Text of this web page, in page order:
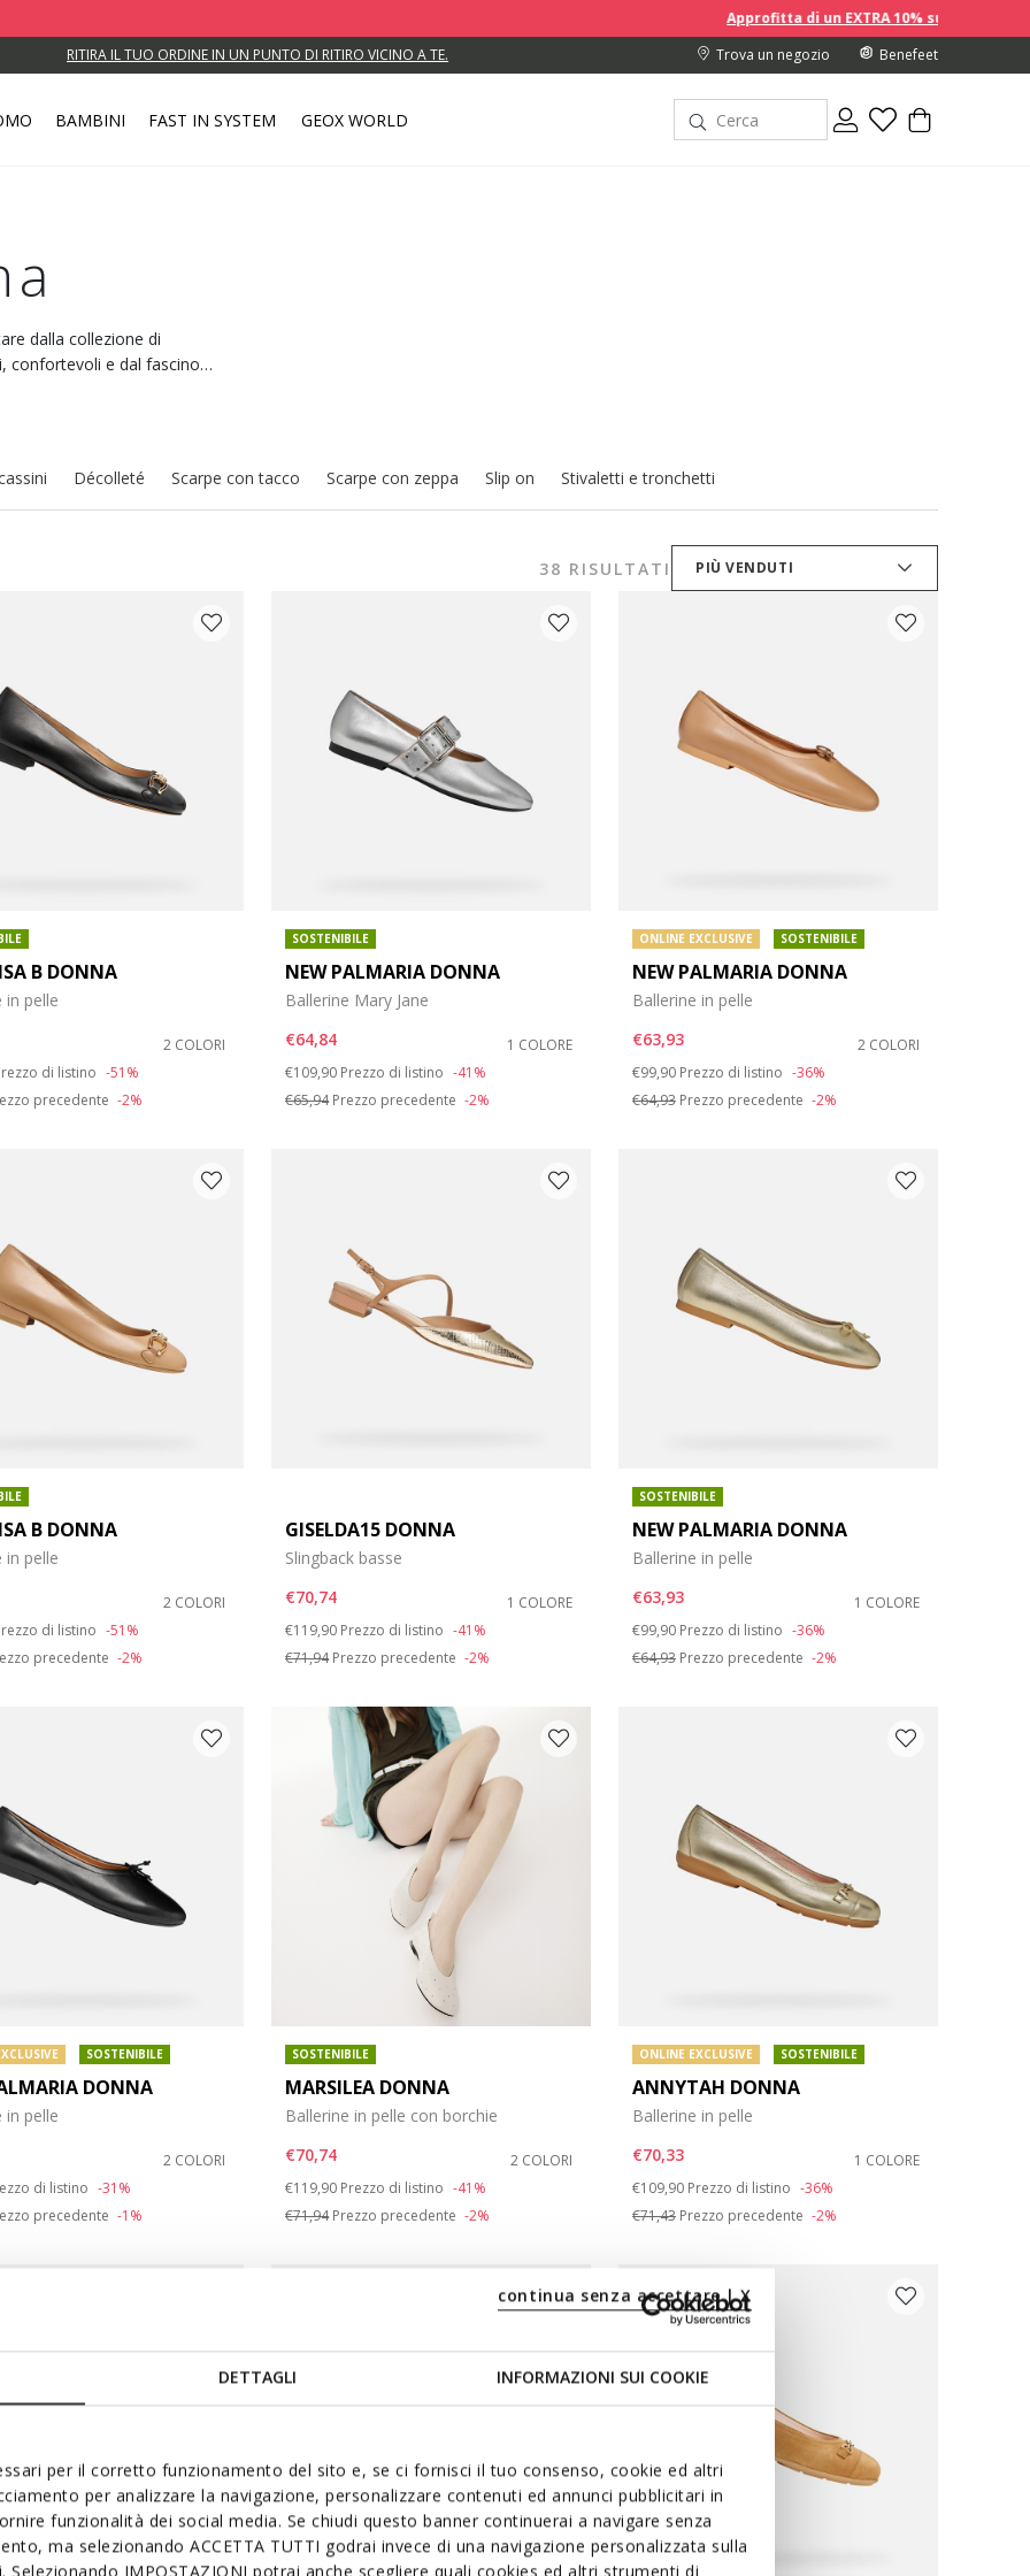
DETTAGLI INFORMAZIONI SUI COOKIE
per il corretto funzionamento del sito e, se ci fornisci il tuo consenso, cookie ed altri
per analizzare la navigazione, personalizzare contenuti ed annunci pubblicitari in
funzionalità dei social media. Se chiudi questo banner continuerai a navigare senza
ma selezionando ACCETTA TUTTI godrai invece di una navigazione personalizzata sulla
Selezionando IMPOSTAZIONI potrai anche scegliere quali cookies ed altri strumenti di
continua senza accettare | X
Approfitta di un EXTRA 10% sui prezzi scontati
RITIRA IL TUO ORDINE IN UN PUNTO DI RITIRO VICINO A TE. Trova un negozio Benefeet
BAMBINI FAST IN SYSTEM GEOX WORLD
dalla collezione di
confortevoli e dal fascino
Décolleté Scarpe con tacco Scarpe con zeppa Slip on Stivaletti e tronchetti
38 RISULTATI PIÙ VENDUTI
37
39
B DONNA
in pelle
2 COLORI
from
di listino -51%
precedente -2%
SOSTENIBILE
NEW PALMARIA DONNA
Ballerine Mary Jane
€64,84
1 COLORE
Price reduced from
€109,90 to
Prezzo di listino -41%
€65,94Prezzo precedente -2%
ONLINE EXCLUSIVE SOSTENIBILE
NEW PALMARIA DONNA
Ballerine in pelle
€63,93
2 COLORI
Price reduced from
€99,90 to
Prezzo di listino -36%
€64,93Prezzo precedente -2%
B DONNA
in pelle
2 COLORI
from
di listino -51%
precedente -2%
GISELDA15 DONNA
Slingback basse
€70,74
1 COLORE
Price reduced from
€119,90 to
Prezzo di listino -41%
€71,94Prezzo precedente -2%
SOSTENIBILE
NEW PALMARIA DONNA
Ballerine in pelle
€63,93
1 COLORE
Price reduced from
€99,90 to
Prezzo di listino -36%
€64,93Prezzo precedente -2%
SOSTENIBILE
DONNA
in pelle
2 COLORI
from
di listino -31%
precedente -1%
SOSTENIBILE
MARSILEA DONNA
Ballerine in pelle con borchie
€70,74
2 COLORI
Price reduced from
€119,90 to
Prezzo di listino -41%
€71,94Prezzo precedente -2%
ONLINE EXCLUSIVE SOSTENIBILE
ANNYTAH DONNA
Ballerine in pelle
€70,33
1 COLORE
Price reduced from
€109,90 to
Prezzo di listino -36%
€71,43Prezzo precedente -2%